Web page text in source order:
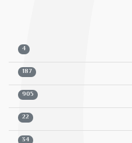
4
187
905
22
34